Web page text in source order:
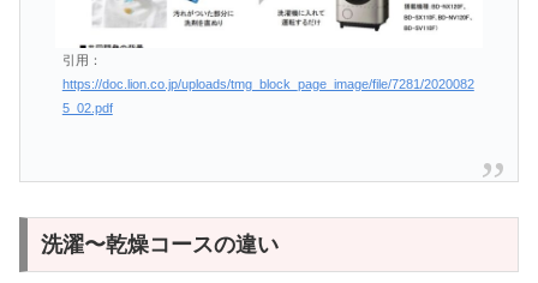
引用：
https://doc.lion.co.jp/uploads/tmg_block_page_image/file/7281/2020082
5_02.pdf
洗濯〜乾燥コースの違い